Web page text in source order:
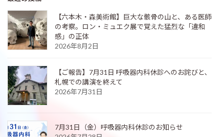
【六本木・森美術館】巨大な骸骨の山と、ある医師
の考察。ロン・ミュエク展で覚えた猛烈な「違和
感」の正体
2026年8月2日
【ご報告】7月31日 呼吸器内科休診へのお詫びと、
札幌での講演を終えて
2026年7月31日
7月31日（金）呼吸器内科休診のお知らせ